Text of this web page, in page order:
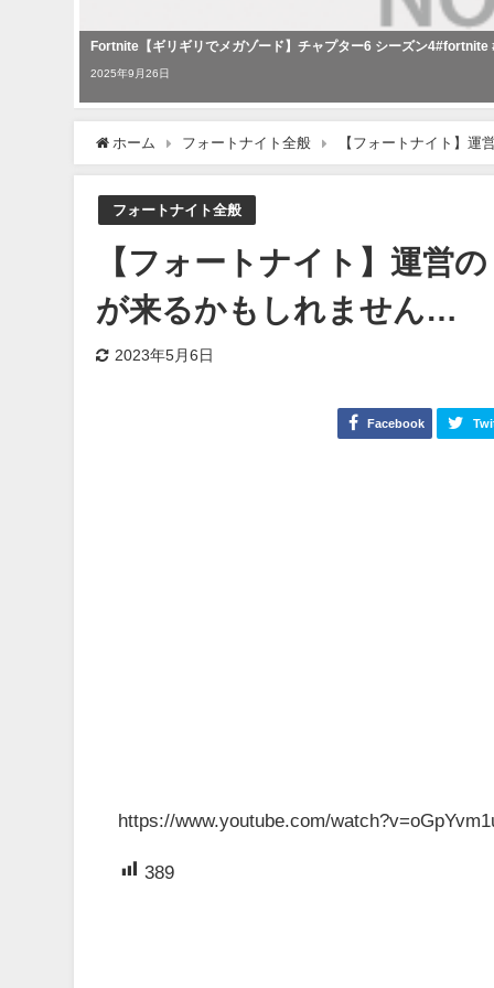
Fortnite【ギリギリでメガゾード】チャプター6 シーズン
2025年9月26日
ホーム フォートナイト全般 【フォートナイト】運
フォートナイト全般
【フォートナイト】運営
が来るかもしれません…
2023年5月6日
Facebook
https://www.youtube.com/
389